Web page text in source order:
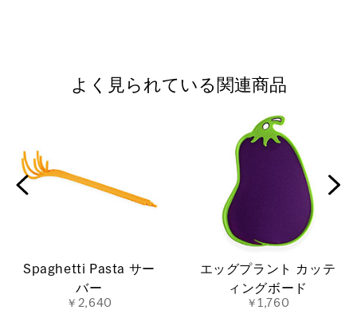
よく見られている関連商品
Spaghetti Pasta サー
バー
￥2,640
エッグプラント カッテ
ィングボード
￥1,760